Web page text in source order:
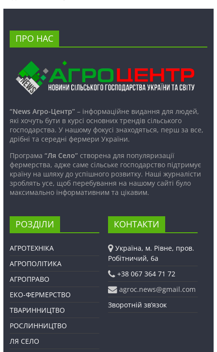
ПРО НАС
“News Агро-Центр”– інформаційне видання для людей,
які хочуть бути в курсі основних трендів сільського
господарства. У нашому фокусі знаходяться, перш за все,
дрібні та середні фермери України.
Програма “Ля Село”створена для популяризації
фермерства, адже саме сільське господарство підтримує
країну на шляху до успішного розвитку. Наші журналісти
зроблять усе, щоб перебування на нашому сайті було
максимально інформативним та цікавим.
РОЗДІЛИ
АГРОТЕХНІКА
АГРОПОЛІТИКА
АГРОПРАВО
ЕКО-ФЕРМЕРСТВО
ТВАРИННИЦТВО
РОСЛИННИЦТВО
ЛЯ СЕЛО
КОНТАКТИ
Україна, м. Рівне, пров.
Робітничий, 6а
+38 067 364 71 72
agroc.news@gmail.com
Зворотній зв’язок